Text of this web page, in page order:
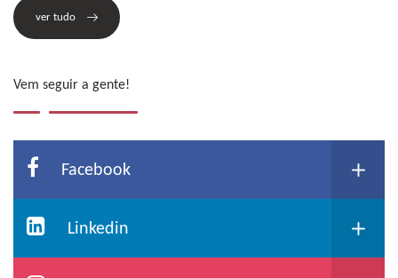
ver tudo
Vem seguir a gente!
Facebook
Linkedin